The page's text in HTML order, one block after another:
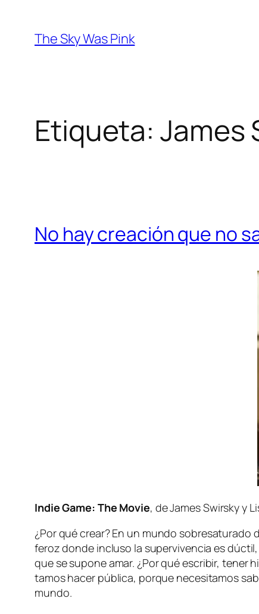
contenido
The Sky Was Pink
Etiqueta: James
No hay creación que no
Indie Game: The Movie, de James Swirsky y
¿Por qué crear? En un mun­do
fe­roz don­de in­clu­so la su­per­vi­ven­cia es
que se su­po­ne amar. ¿Por qué es­cri­bir,
ta­mos ha­cer pú­bli­ca, por­que ne­ce­si­ta­mos
mundo.